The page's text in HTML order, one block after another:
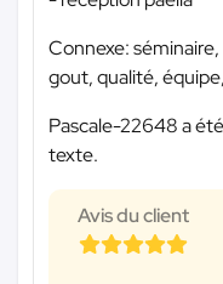
Connexe:
gout, qualité,
Pascale-22648 a
texte.
Avis du client